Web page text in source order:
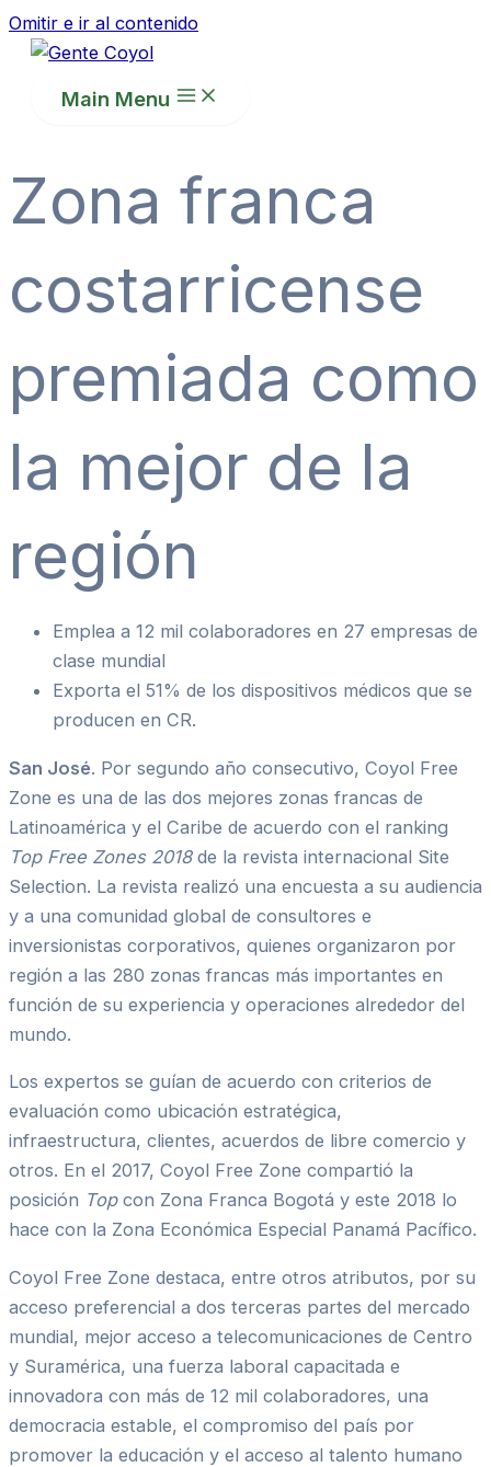
Omitir e ir al contenido
Main Menu
Zona franca
costarricense
premiada como
la mejor de la
región
Emplea a 12 mil colaboradores en 27 empresas de
clase mundial
Exporta el 51% de los dispositivos médicos que se
producen en CR.
San José. Por segundo año consecutivo, Coyol Free
Zone es una de las dos mejores zonas francas de
Latinoamérica y el Caribe de acuerdo con el ranking
Top Free Zones 2018de la revista internacional Site
Selection. La revista realizó una encuesta a su audiencia
y a una comunidad global de consultores e
inversionistas corporativos, quienes organizaron por
región a las 280 zonas francas más importantes en
función de su experiencia y operaciones alrededor del
mundo.
Los expertos se guían de acuerdo con criterios de
evaluación como ubicación estratégica,
infraestructura, clientes, acuerdos de libre comercio y
otros. En el 2017, Coyol Free Zone compartió la
posición Topcon Zona Franca Bogotá y este 2018 lo
hace con la Zona Económica Especial Panamá Pacífico.
Coyol Free Zone destaca, entre otros atributos, por su
acceso preferencial a dos terceras partes del mercado
mundial, mejor acceso a telecomunicaciones de Centro
y Suramérica, una fuerza laboral capacitada e
innovadora con más de 12 mil colaboradores, una
democracia estable, el compromiso del país por
promover la educación y el acceso al talento humano